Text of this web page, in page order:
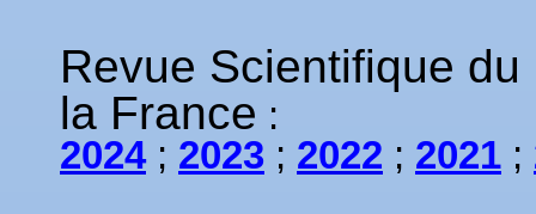
Revue Scientifique
la France :
2024; 2023 ; 2022 ; 2021 ;